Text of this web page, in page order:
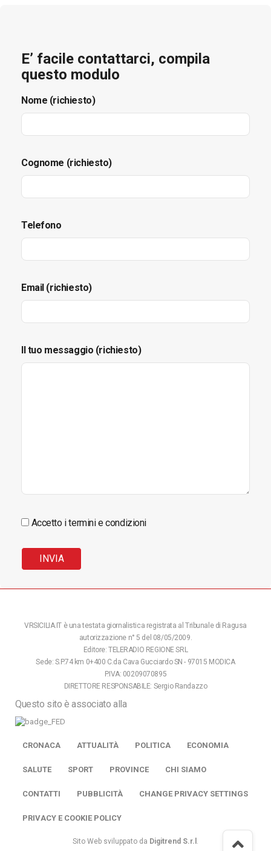
E’ facile contattarci, compila
questo modulo
Nome (richiesto)
Cognome (richiesto)
Telefono
Email (richiesto)
Il tuo messaggio (richiesto)
Accetto i termini e condizioni
VRSICILIA.IT è una testata giornalistica registrata al Tribunale di Ragusa
autorizzazione n° 5 del 08/05/2009.
Editore: TELERADIO REGIONE SRL
Sede: S.P.74 km 0+400 C.da Cava Gucciardo SN - 97015 MODICA
P.IVA: 00209070895
DIRETTORE RESPONSABILE: Sergio Randazzo
Questo sito è associato alla
CRONACA ATTUALITÀ POLITICA ECONOMIA
SALUTE SPORT PROVINCE CHI SIAMO
CONTATTI PUBBLICITÀ CHANGE PRIVACY SETTINGS
PRIVACY E COOKIE POLICY
Sito Web sviluppato da Digitrend S.r.l .